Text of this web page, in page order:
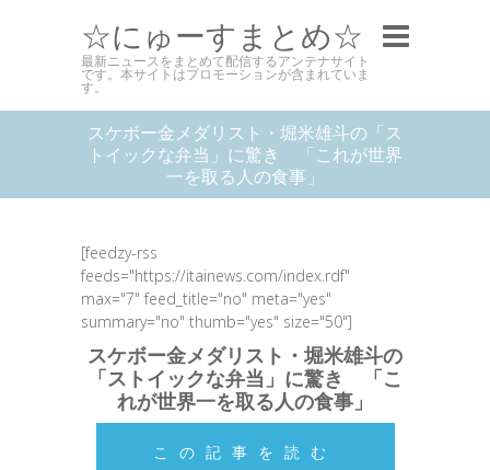
☆にゅーすまとめ☆
最新ニュースをまとめて配信するアンテナサイト
です。本サイトはプロモーションが含まれていま
す。
スケボー金メダリスト・堀米雄斗の「ス
トイックな弁当」に驚き 「これが世界
一を取る人の食事」
[feedzy-rss
feeds="https://itainews.com/index.rdf"
max="7" feed_title="no" meta="yes"
summary="no" thumb="yes" size="50"]
スケボー金メダリスト・堀米雄斗の
「ストイックな弁当」に驚き 「こ
れが世界一を取る人の食事」
この記事を読む